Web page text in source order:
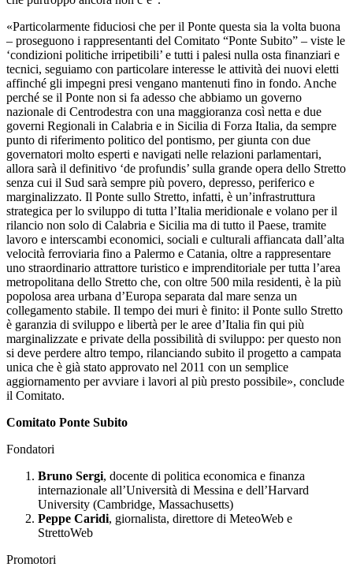
«Particolarmente fiduciosi che per il Ponte questa sia la volta buona
– proseguono i rappresentanti del Comitato “Ponte Subito” – viste le
‘condizioni politiche irripetibili’ e tutti i palesi nulla osta finanziari e
tecnici, seguiamo con particolare interesse le attività dei nuovi eletti
affinché gli impegni presi vengano mantenuti fino in fondo. Anche
perché se il Ponte non si fa adesso che abbiamo un governo
nazionale di Centrodestra con una maggioranza così netta e due
governi Regionali in Calabria e in Sicilia di Forza Italia, da sempre
punto di riferimento politico del pontismo, per giunta con due
governatori molto esperti e navigati nelle relazioni parlamentari,
allora sarà il definitivo ‘de profundis’ sulla grande opera dello Stretto
senza cui il Sud sarà sempre più povero, depresso, periferico e
marginalizzato. Il Ponte sullo Stretto, infatti, è un’infrastruttura
strategica per lo sviluppo di tutta l’Italia meridionale e volano per il
rilancio non solo di Calabria e Sicilia ma di tutto il Paese, tramite
lavoro e interscambi economici, sociali e culturali affiancata dall’alta
velocità ferroviaria fino a Palermo e Catania, oltre a rappresentare
uno straordinario attrattore turistico e imprenditoriale per tutta l’area
metropolitana dello Stretto che, con oltre 500 mila residenti, è la più
popolosa area urbana d’Europa separata dal mare senza un
collegamento stabile. Il tempo dei muri è finito: il Ponte sullo Stretto
è garanzia di sviluppo e libertà per le aree d’Italia fin qui più
marginalizzate e private della possibilità di sviluppo: per questo non
si deve perdere altro tempo, rilanciando subito il progetto a campata
unica che è già stato approvato nel 2011 con un semplice
aggiornamento per avviare i lavori al più presto possibile», conclude
il Comitato.
Comitato Ponte Subito
Fondatori
Bruno Sergi, docente di politica economica e finanza
internazionale all’Università di Messina e dell’Harvard
University (Cambridge, Massachusetts)
Peppe Caridi, giornalista, direttore di MeteoWeb e
StrettoWeb
Promotori